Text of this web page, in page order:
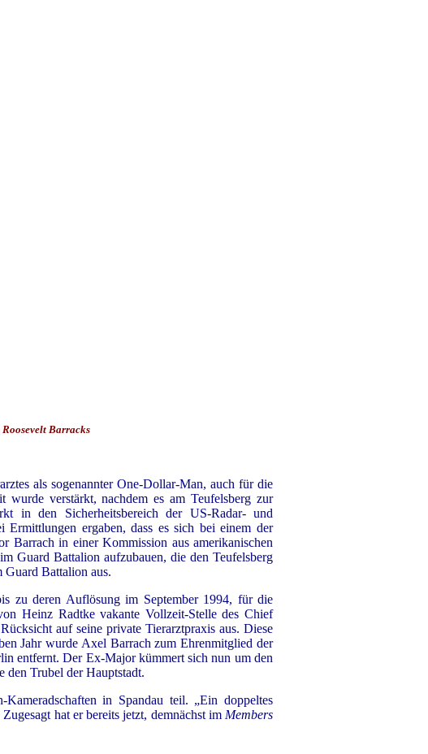
Barracks
als sogenannter One-Dollar-Man, auch für die
wurde verstärkt, nachdem es am Teufelsberg zur
in den Sicherheitsbereich der US-Radar- und
Ermittlungen ergaben, dass es sich bei einem der
Barrach in einer Kommission aus amerikanischen
Guard Battalion aufzubauen, die den Teufelsberg
Guard Battalion aus.
zu deren Auflösung im September 1994, für die
Heinz Radtke vakante Vollzeit-Stelle des Chief
auf seine private Tierarztpraxis aus. Diese
Jahr wurde Axel Barrach zum Ehrenmitglied der
entfernt. Der Ex-Major kümmert sich nun um den
den Trubel der Hauptstadt.
in Spandau teil. „Ein doppeltes
hat er bereits jetzt, demnächst im Members